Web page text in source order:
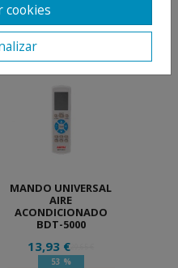
MANDO UNIVERSAL
AIRE
ACONDICIONADO
BDT-5000
13,93 €
53 %
cookies